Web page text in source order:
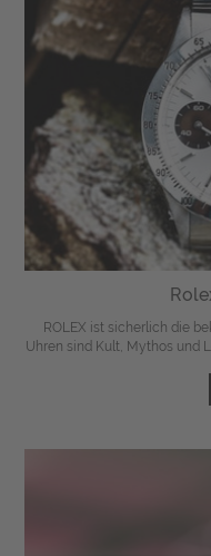
ROLEX ist sicherlich die
Uhren sind Kult, Mythos und